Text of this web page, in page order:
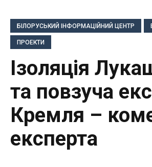
БІЛОРУСЬКИЙ ІНФОРМАЦІЙНИЙ ЦЕНТР
ПРОЕКТИ
Ізоляція
та повзуча
Кремля –
експерта